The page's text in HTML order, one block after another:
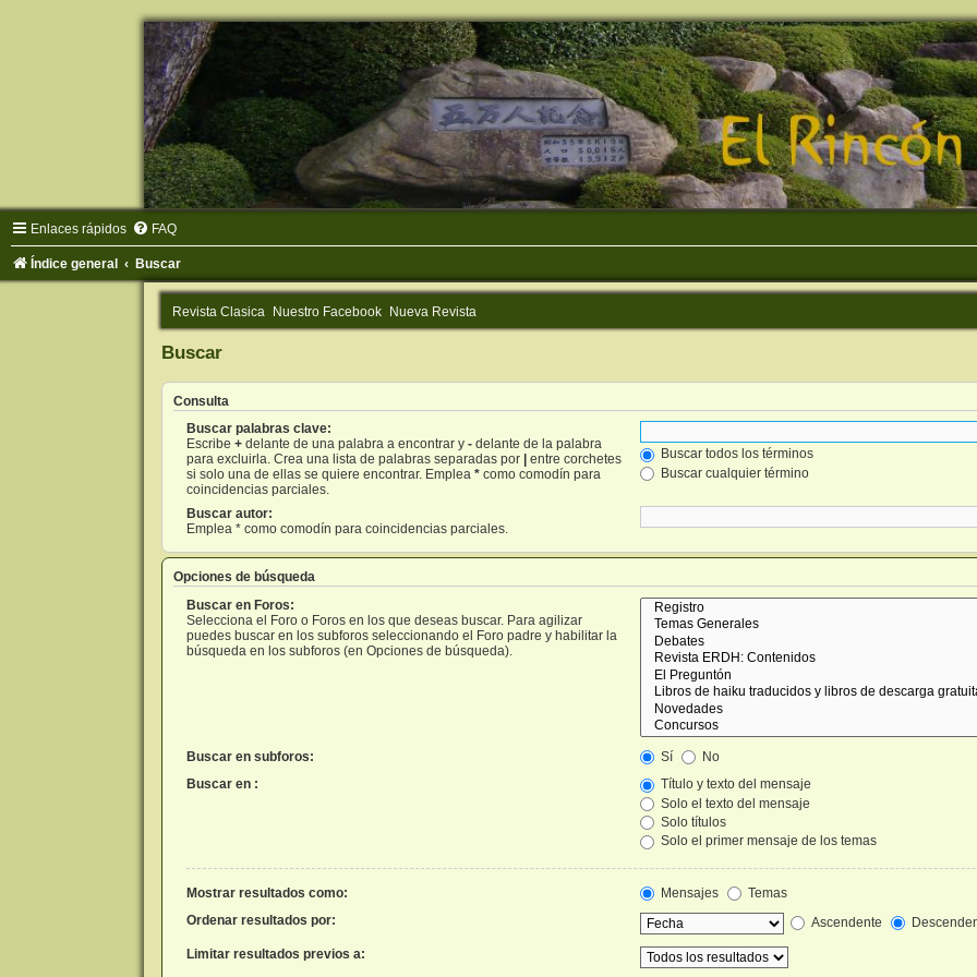
Enlaces rápidos FAQ
Índice general Buscar
Revista Clasica Nuestro Facebook Nueva Revista
Buscar
Consulta
Buscar palabras clave:
Escribe +delante de una palabra a encontrar y -delante de la palabra
para excluirla. Crea una lista de palabras separadas por
entre corchetes
si solo una de ellas se quiere encontrar. Emplea *como comodín para
coincidencias parciales.
Buscar todos los términos
Buscar cualquier término
Buscar autor:
Emplea * como comodín para coincidencias parciales.
Opciones de búsqueda
Buscar en Foros:
Selecciona el Foro o Foros en los que deseas buscar. Para agilizar
puedes buscar en los subforos seleccionando el Foro padre y habilitar la
búsqueda en los subforos (en Opciones de búsqueda).
Buscar en subforos: Sí
No
Buscar en :
Título y texto del mensaje
Solo el texto del mensaje
Solo títulos
Solo el primer mensaje de los temas
Mostrar resultados como: Mensajes
Temas
Ordenar resultados por:
Ascendente
Limitar resultados previos a: